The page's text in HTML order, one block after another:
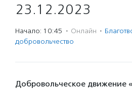
23.12.2023
Начало: 10:45 · Онлайн ·
доброволь­чест­во
Добровольческое движение